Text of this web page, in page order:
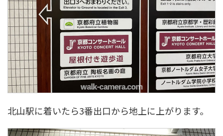
北山駅に着いたら3番出口から地上に上がります。